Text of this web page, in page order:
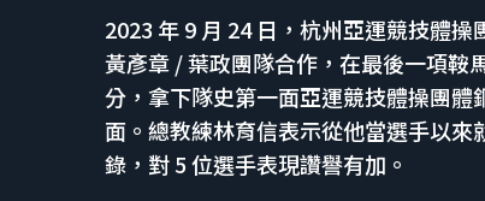
2023 年 9 月 24 日，杭州亞運競技體
黃彥章 / 葉政團隊合作，在最後一項鞍
分，拿下隊史第一面亞運競技體操團體
面。總教練林育信表示從他當選手以
錄，對 5 位選手表現讚譽有加。